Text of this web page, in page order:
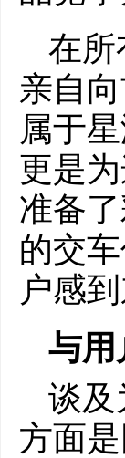
在所
亲自
属于
更是
准备
的交
户感
与用
谈及
方面